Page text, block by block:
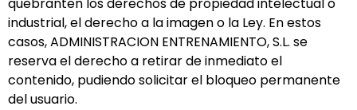
quebranten los derechos de propiedad intelectual o
industrial, el derecho a la imagen o la Ley. En estos
casos, ADMINISTRACION ENTRENAMIENTO, S.L. se
reserva el derecho a retirar de inmediato el
contenido, pudiendo solicitar el bloqueo permanente
del usuario.